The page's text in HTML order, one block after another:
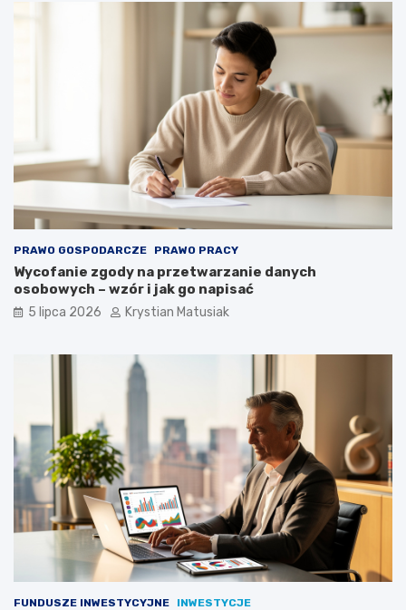
PRAWO GOSPODARCZE PRAWO PRACY
Wycofanie zgody na przetwarzanie danych
osobowych – wzór i jak go napisać
5 lipca 2026 Krystian Matusiak
FUNDUSZE INWESTYCYJNE INWESTYCJE